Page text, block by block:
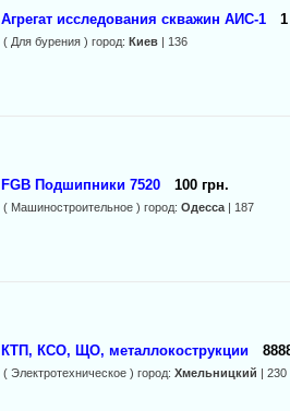
Агрегат исследования скважин АИС-1
( Для бурения ) город: Киев| 136
FGB Подшипники 7520 100 грн.
( Машиностроительное ) город: Одесса| 187
КТП, КСО, ЩО, металлокострукции
( Электротехническое ) город: Хмельницкий | 230